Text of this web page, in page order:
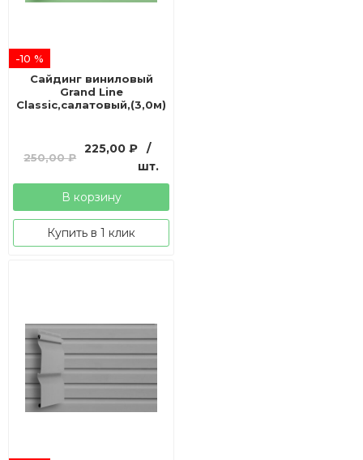
-10 %
Сайдинг виниловый
Grand Line
Classic,салатовый,(3,0м)
250,00₽
Первоначальная
составляла
250,00 ₽.
225,00₽
Текущая
225,00 ₽.
/
шт.
В корзину
Купить в 1 клик